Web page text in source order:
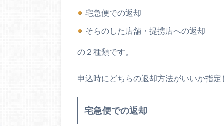
宅急便での返却
そらのした店舗・提携店への返却
の２種類です。
申込時にどちらの返却方法がいいか指定
宅急便での返却